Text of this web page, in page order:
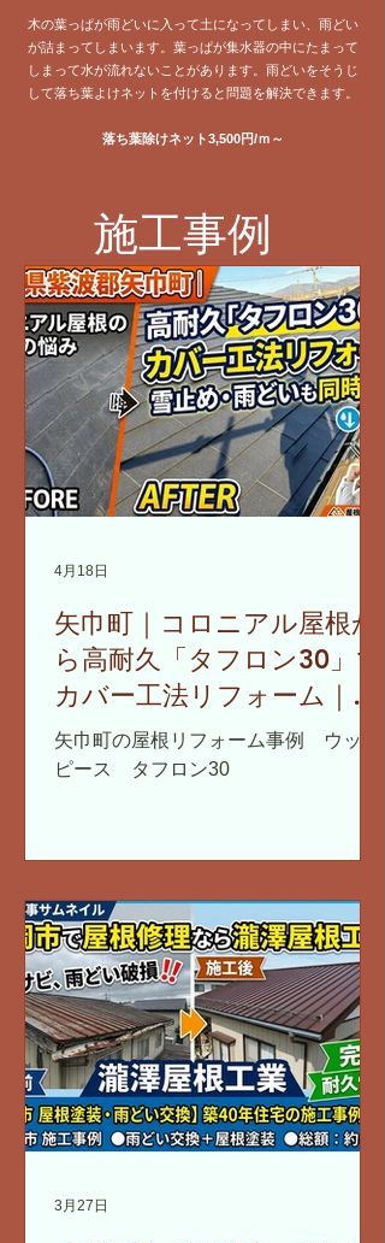
木の葉っぱが雨どいに入って土になってしまい、雨どい
が詰まってしまいます。葉っぱが集水器の中にたまって
しまって水が流れないことがあります。雨どいをそうじ
して落ち葉よけネットを付けると問題を解決できます。
落ち葉除けネット3,500円/ｍ～
施工事例
矢巾町｜コロニアル屋根か
ら高耐久「タフロン30」で
カバー工法リフォーム｜雪
止め・雨どいも同時交換
矢巾町の屋根リフォーム事例 ウッド
ピース タフロン30
4月18日
3月27日